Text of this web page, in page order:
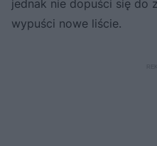
jednak nie dopuści się do
wypuści nowe liście.